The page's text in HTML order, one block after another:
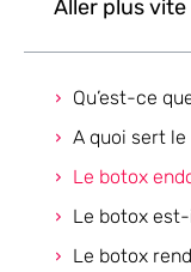
Aller plus vite
Qu’est-ce
A quoi sert
Le botox
Le botox
Le botox